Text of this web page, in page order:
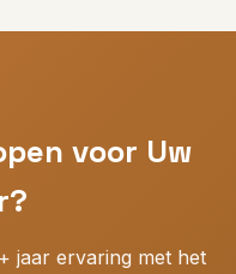
30+ landenmet
en JIT-levering
voor Uw
jaar ervaring met het